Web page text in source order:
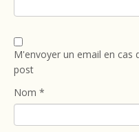
M'envoyer un email en cas
post
Nom *